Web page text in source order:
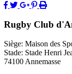
Rugby Club
Siège: Maison des
Stade: Stade Henri
74100 Annemasse